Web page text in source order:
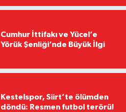
Cumhur İttifakı ve Yücel’e
Yörük Şenliği’nde Büyük İlgi
Kestelspor, Siirt’te ölümden
döndü: Resmen futbol terörü!